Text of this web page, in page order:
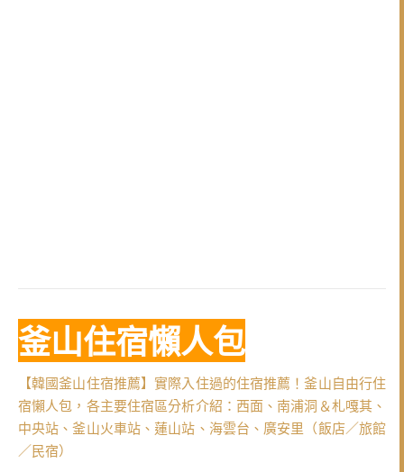
釜山住宿懶人包
【韓國釜山住宿推薦】實際入住過的住宿推薦！釜山自由行住
宿懶人包，各主要住宿區分析介紹：西面、南浦洞＆札嘎其、
中央站、釜山火車站、蓮山站、海雲台、廣安里（飯店／旅館
／民宿）